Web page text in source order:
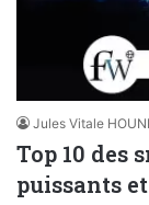
Jules Vitale
Top 10 des
puissants